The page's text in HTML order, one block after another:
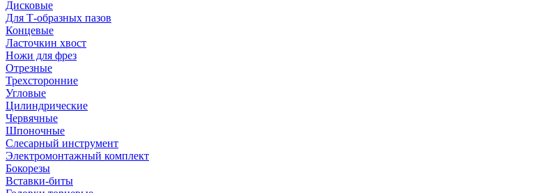
Дисковые
Для Т-образных пазов
Концевые
Ласточкин хвост
Ножи для фрез
Отрезные
Трехсторонние
Угловые
Цилиндрические
Червячные
Шпоночные
Слесарный инструмент
Электромонтажный комплект
Бокорезы
Вставки-биты